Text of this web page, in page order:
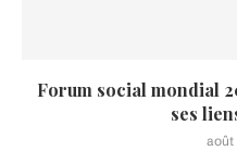
Forum social mondial
ses
août